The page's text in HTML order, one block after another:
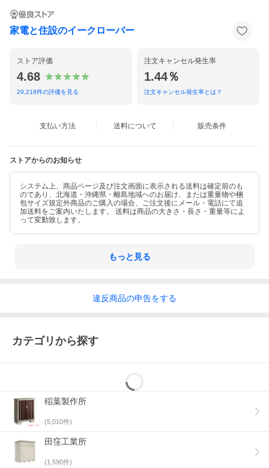
家電と住設のイークローバー
ストア評価
4.68
29,218件の評価を見る
注文キャンセル発生率
1.44％
注文キャンセル発生率とは？
支払い方法 送料について 販売条件
ストアからのお知らせ
システム上、商品ページ及び注文画面に表示される送料は確定前のも
のであり、北海道・沖縄県・離島地域へのお届け、または重量物や梱
包サイズ規定外商品のご購入の場合、ご注文後にメール・電話にて追
加送料をご案内いたします。 送料は商品の大きさ・長さ・重量等によ
って変動致します。
もっと見る
違反商品の申告をする
カテゴリから探す
稲葉製作所
(5,010件)
田窪工業所
(1,590件)